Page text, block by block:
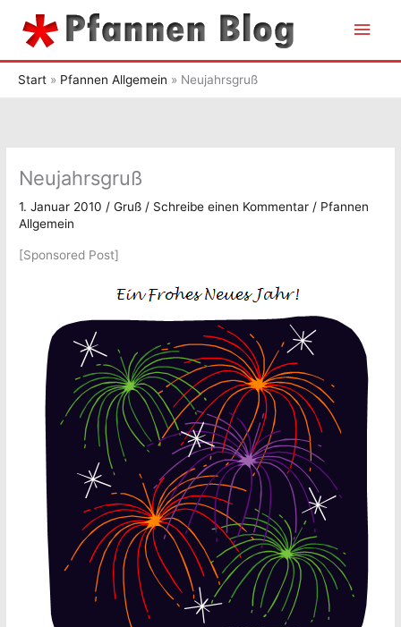
Inhalt
Start Pfannen Allgemein Neujahrsgruß
Neujahrsgruß
1. Januar 2010 /Gruß / Schreibe einen Kommentar / Pfannen
Allgemein
[Sponsored Post]